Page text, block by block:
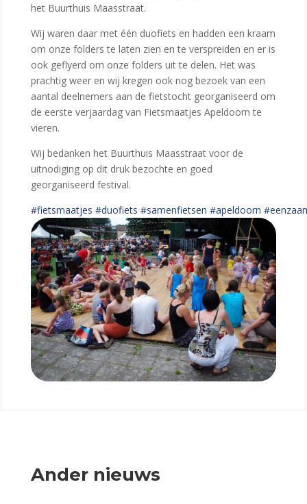
het Buurthuis Maasstraat.
Wij waren daar met één duofiets en hadden een kraam
om onze folders te laten zien en te verspreiden en er is
ook geflyerd om onze folders uit te delen. Het was
prachtig weer en wij kregen ook nog bezoek van een
aantal deelnemers aan de fietstocht georganiseerd om
de eerste verjaardag van Fietsmaatjes Apeldoorn te
vieren.
Wij bedanken het Buurthuis Maasstraat voor de
uitnodiging op dit druk bezochte en goed
georganiseerd festival.
#fietsmaatjes #duofiets #samenfietsen #apeldoorn
Ander nieuws